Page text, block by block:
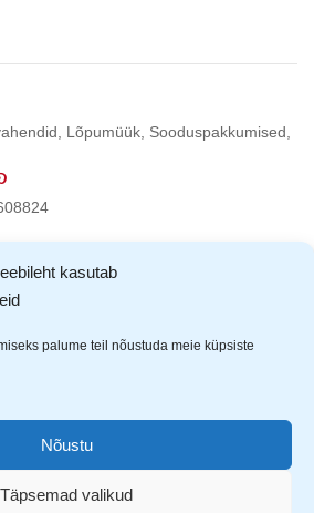
kasutab
palume teil nõustuda meie küpsiste
Nõustu
Täpsemad valikud
Lõpumüük Sooduspakkumised
(3)
hästi kaablite, juhtmete, voolikute
ja tugev kinnitus